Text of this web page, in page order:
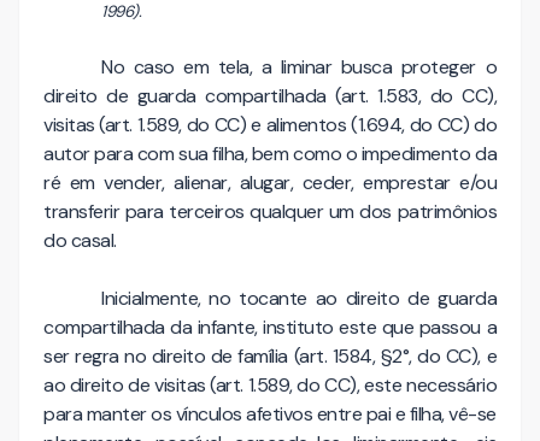
1996).
No caso em tela, a liminar busca proteger o
direito de guarda compartilhada (art. 1.583, do CC),
visitas (art. 1.589, do CC) e alimentos (1.694, do CC) do
autor para com sua filha, bem como o impedimento da
ré em vender, alienar, alugar, ceder, emprestar e/ou
transferir para terceiros qualquer um dos patrimônios
do casal.
Inicialmente, no tocante ao direito de guarda
compartilhada da infante, instituto este que passou a
ser regra no direito de família (art. 1584, §2°, do CC), e
ao direito de visitas (art. 1.589, do CC), este necessário
para manter os vínculos afetivos entre pai e filha, vê-se